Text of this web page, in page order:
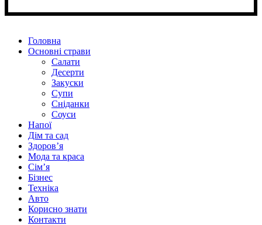
Головна
Основні страви
Салати
Десерти
Закуски
Супи
Сніданки
Соуси
Напої
Дім та сад
Здоровʼя
Мода та краса
Сімʼя
Бізнес
Техніка
Авто
Корисно знати
Контакти